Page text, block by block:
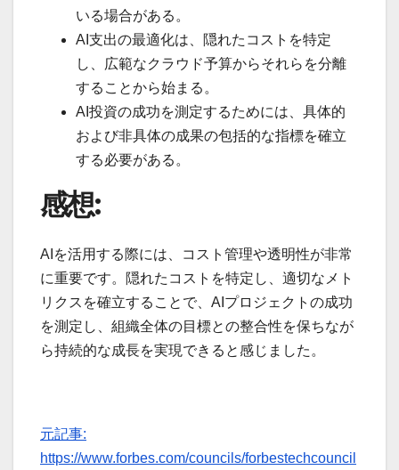
いる場合がある。
AI支出の最適化は、隠れたコストを特定
し、広範なクラウド予算からそれらを分離
することから始まる。
AI投資の成功を測定するためには、具体的
および非具体の成果の包括的な指標を確立
する必要がある。
感想:
AIを活用する際には、コスト管理や透明性が非常
に重要です。隠れたコストを特定し、適切なメト
リクスを確立することで、AIプロジェクトの成功
を測定し、組織全体の目標との整合性を保ちなが
ら持続的な成長を実現できると感じました。
元記事:
https://www.forbes.com/councils/forbestechcouncil